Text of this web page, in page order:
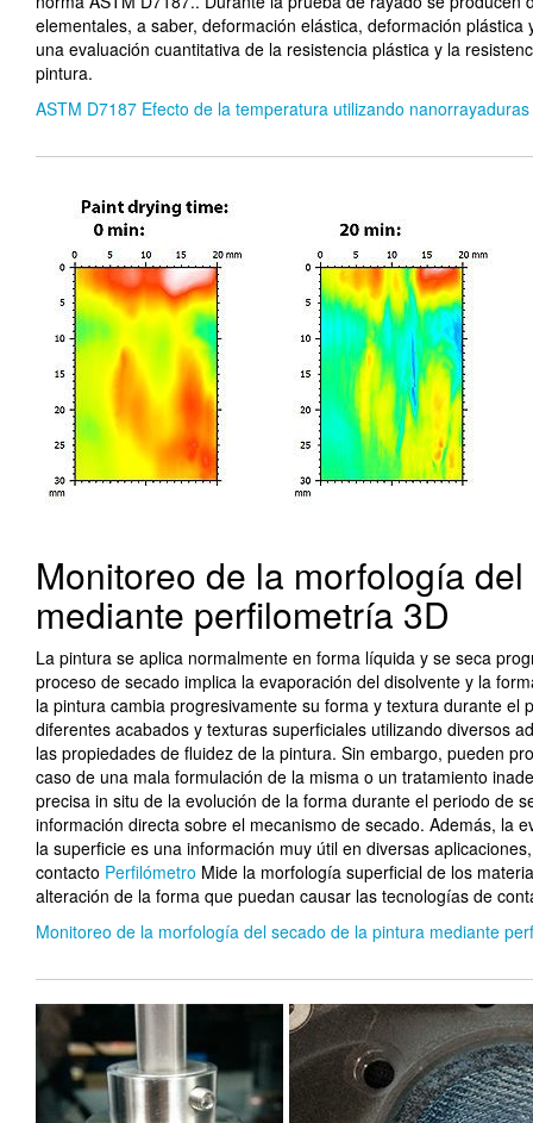
elementales, a saber, deformación elástica, deformación
una evaluación cuantitativa de la resistencia plástica y la
pintura.
ASTM D7187 Efecto de la temperatura utilizando nanorrayaduras
Monitoreo de la morfología
mediante perfilometría 3D
La pintura se aplica normalmente en forma líquida y se seca
proceso de secado implica la evaporación del disolvente y la
la pintura cambia progresivamente su forma y textura durante el
diferentes acabados y texturas superficiales utilizando diversos
las propiedades de fluidez de la pintura. Sin embargo, pueden
caso de una mala formulación de la misma o un tratamiento
precisa in situ de la evolución de la forma durante el periodo de
información directa sobre el mecanismo de secado. Además, la
la superficie es una información muy útil en diversas
contacto Perfilómetro Mide la morfología superficial de los
alteración de la forma que puedan causar las tecnologías de
Monitoreo de la morfología del secado de la pintura mediante